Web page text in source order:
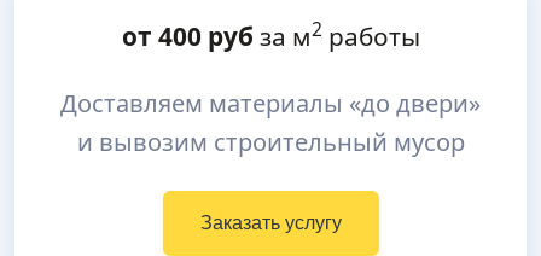
от 400руб за м2работы
Доставляем материалы «до двери»
и вывозим строительный мусор
Заказать услугу